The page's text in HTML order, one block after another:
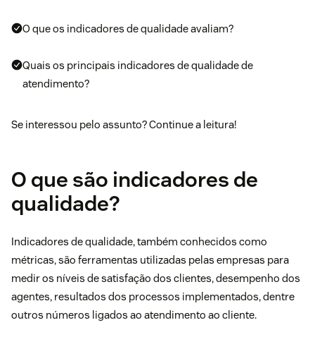
O que os indicadores de qualidade avaliam?
Quais os principais indicadores de qualidade de
atendimento?
Se interessou pelo assunto? Continue a leitura!
O que são indicadores de
qualidade?
Indicadores de qualidade, também conhecidos como
métricas, são ferramentas utilizadas pelas empresas para
medir os níveis de satisfação dos clientes, desempenho dos
agentes, resultados dos processos implementados, dentre
outros números ligados ao atendimento ao cliente.